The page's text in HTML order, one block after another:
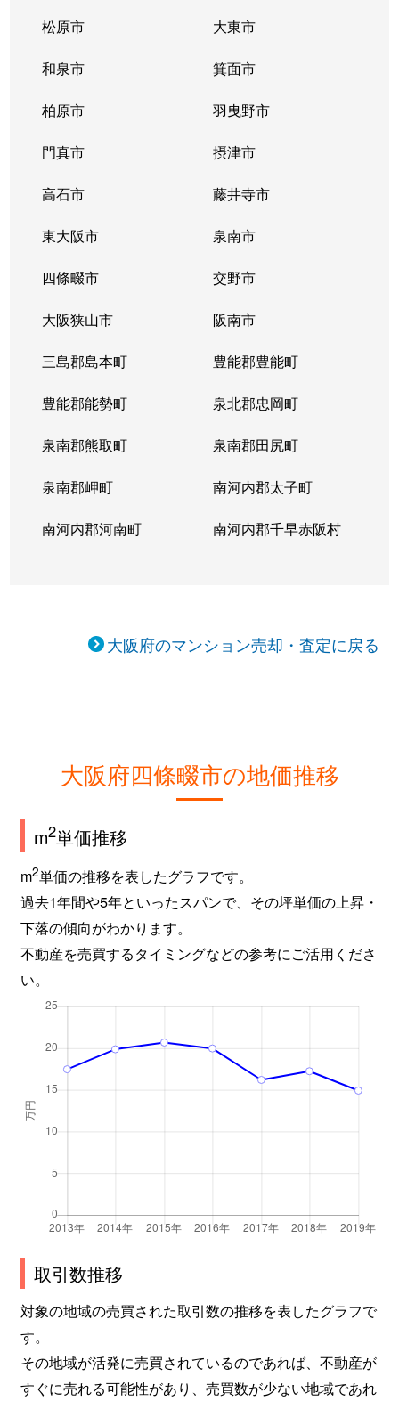
松原市 大東市
和泉市 箕面市
柏原市 羽曳野市
門真市 摂津市
高石市 藤井寺市
東大阪市 泉南市
四條畷市 交野市
大阪狭山市 阪南市
三島郡島本町 豊能郡豊能町
豊能郡能勢町 泉北郡忠岡町
泉南郡熊取町 泉南郡田尻町
泉南郡岬町 南河内郡太子町
南河内郡河南町 南河内郡千早赤阪村
大阪府のマンション売却・査定に戻る
大阪府四條畷市の地価推移
m2単価推移
m2単価の推移を表したグラフです。
過去1年間や5年といったスパンで、その坪単価の上昇・
下落の傾向がわかります。
不動産を売買するタイミングなどの参考にご活用くださ
い。
取引数推移
対象の地域の売買された取引数の推移を表したグラフで
す。
その地域が活発に売買されているのであれば、不動産が
すぐに売れる可能性があり、売買数が少ない地域であれ